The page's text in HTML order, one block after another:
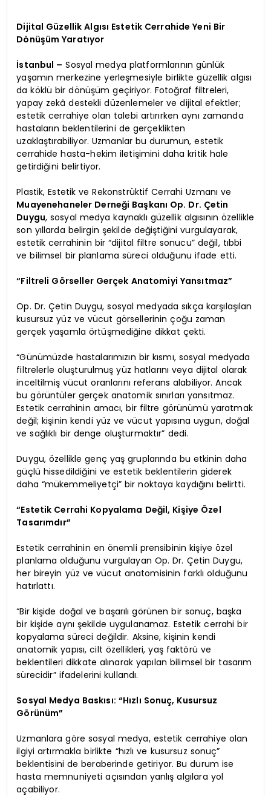
Dijital Güzellik Algısı Estetik Cerrahide Yeni Bir
Dönüşüm Yaratıyor
İstanbul – Sosyal medya platformlarının günlük
yaşamın merkezine yerleşmesiyle birlikte güzellik algısı
da köklü bir dönüşüm geçiriyor. Fotoğraf filtreleri,
yapay zekâ destekli düzenlemeler ve dijital efektler;
estetik cerrahiye olan talebi artırırken aynı zamanda
hastaların beklentilerini de gerçeklikten
uzaklaştırabiliyor. Uzmanlar bu durumun, estetik
cerrahide hasta-hekim iletişimini daha kritik hale
getirdiğini belirtiyor.
Plastik, Estetik ve Rekonstrüktif Cerrahi Uzmanı ve
Muayenehaneler Derneği Başkanı Op. Dr. Çetin
Duygu, sosyal medya kaynaklı güzellik algısının özellikle
son yıllarda belirgin şekilde değiştiğini vurgulayarak,
estetik cerrahinin bir “dijital filtre sonucu” değil, tıbbi
ve bilimsel bir planlama süreci olduğunu ifade etti.
“Filtreli Görseller Gerçek Anatomiyi Yansıtmaz”
Op. Dr. Çetin Duygu, sosyal medyada sıkça karşılaşılan
kusursuz yüz ve vücut görsellerinin çoğu zaman
gerçek yaşamla örtüşmediğine dikkat çekti.
“Günümüzde hastalarımızın bir kısmı, sosyal medyada
filtrelerle oluşturulmuş yüz hatlarını veya dijital olarak
inceltilmiş vücut oranlarını referans alabiliyor. Ancak
bu görüntüler gerçek anatomik sınırları yansıtmaz.
Estetik cerrahinin amacı, bir filtre görünümü yaratmak
değil; kişinin kendi yüz ve vücut yapısına uygun, doğal
ve sağlıklı bir denge oluşturmaktır” dedi.
Duygu, özellikle genç yaş gruplarında bu etkinin daha
güçlü hissedildiğini ve estetik beklentilerin giderek
daha “mükemmeliyetçi” bir noktaya kaydığını belirtti.
“Estetik Cerrahi Kopyalama Değil, Kişiye Özel
Tasarımdır”
Estetik cerrahinin en önemli prensibinin kişiye özel
planlama olduğunu vurgulayan Op. Dr. Çetin Duygu,
her bireyin yüz ve vücut anatomisinin farklı olduğunu
hatırlattı.
“Bir kişide doğal ve başarılı görünen bir sonuç, başka
bir kişide aynı şekilde uygulanamaz. Estetik cerrahi bir
kopyalama süreci değildir. Aksine, kişinin kendi
anatomik yapısı, cilt özellikleri, yaş faktörü ve
beklentileri dikkate alınarak yapılan bilimsel bir tasarım
sürecidir” ifadelerini kullandı.
Sosyal Medya Baskısı: “Hızlı Sonuç, Kusursuz
Görünüm”
Uzmanlara göre sosyal medya, estetik cerrahiye olan
ilgiyi artırmakla birlikte “hızlı ve kusursuz sonuç”
beklentisini de beraberinde getiriyor. Bu durum ise
hasta memnuniyeti açısından yanlış algılara yol
açabiliyor.